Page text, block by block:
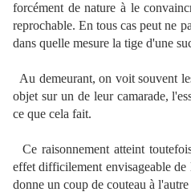
forcément de nature à le
reprochable. En tous cas peut ne
dans quelle mesure la tige d'une
Au demeurant, on voit souvent
objet sur un de leur camarade,
ce que cela fait.
Ce raisonnement atteint
effet difficilement envisageable
donne un coup de couteau à